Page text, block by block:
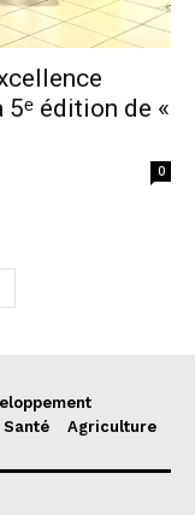
édition de «
0
Santé Agriculture